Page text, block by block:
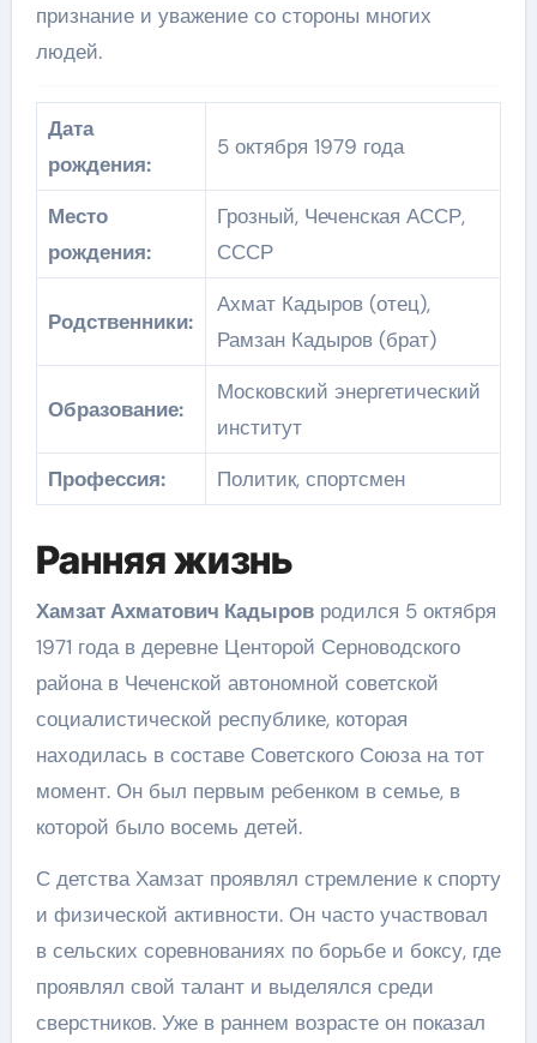
признание и уважение со стороны многих
людей.
Дата
рождения:
5 октября 1979 года
Место
рождения:
Грозный, Чеченская АССР,
СССР
Родственники:
Ахмат Кадыров (отец),
Рамзан Кадыров (брат)
Образование:
Московский энергетический
институт
Профессия:
Политик, спортсмен
Ранняя жизнь
Хамзат Ахматович Кадыровродился 5 октября
1971 года в деревне Центорой Серноводского
района в Чеченской автономной советской
социалистической республике, которая
находилась в составе Советского Союза на тот
момент. Он был первым ребенком в семье, в
которой было восемь детей.
С детства Хамзат проявлял стремление к спорту
и физической активности. Он часто участвовал
в сельских соревнованиях по борьбе и боксу, где
проявлял свой талант и выделялся среди
сверстников. Уже в раннем возрасте он показал